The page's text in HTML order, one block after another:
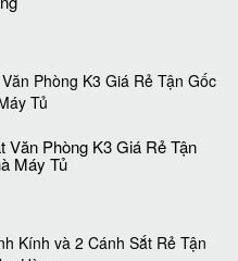
Văn Phòng K3 Giá Rẻ Tận
Máy Tủ